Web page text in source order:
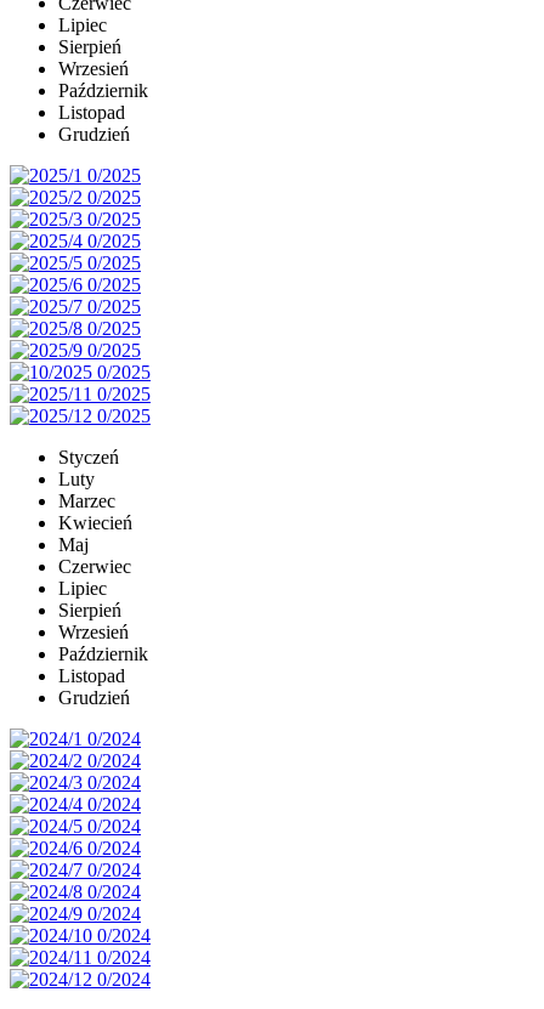
Lipiec
Sierpień
Wrzesień
Październik
Listopad
Grudzień
Styczeń
Luty
Marzec
Kwiecień
Maj
Czerwiec
Lipiec
Sierpień
Wrzesień
Październik
Listopad
Grudzień